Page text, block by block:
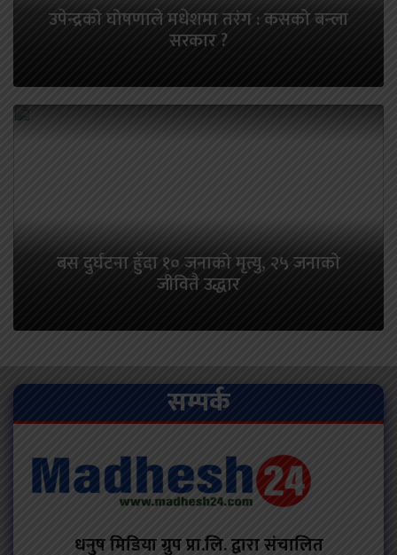
उपेन्द्रको घोषणाले मधेशमा तरंग : कसको बन्ला
सरकार ?
बस दुर्घटना हुँदा १० जनाको मृत्यु, २५ जनाको
जीवितै उद्धार
सम्पर्क
धनुष मिडिया ग्रुप प्रा.लि. द्वारा संचालित